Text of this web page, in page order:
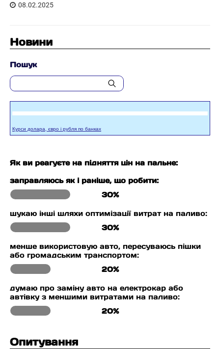
08.02.2025
Новини
Пошук
Курси долара, євро і рубля по банках
Як ви реагуєте на підняття цін на пальне:
заправляюсь як і раніше, що робити:
30%
шукаю інші шляхи оптимізації витрат на паливо:
30%
менше використовую авто, пересуваюсь пішки
або громадським транспортом:
20%
думаю про заміну авто на електрокар або
автівку з меншими витратами на паливо:
20%
Опитування